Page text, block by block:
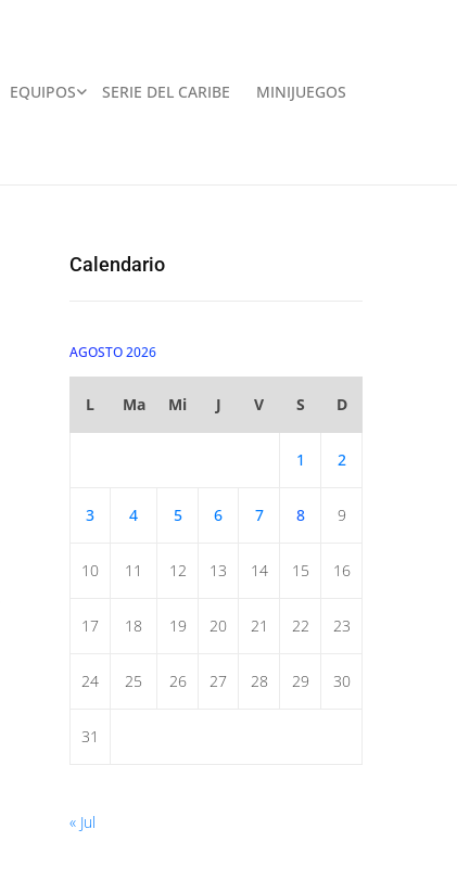
EQUIPOS SERIE DEL CARIBE MINIJUEGOS
Calendario
AGOSTO 2026
L Ma Mi J V S D
1 2
3 4 5 6 7 8 9
10 11 12 13 14 15 16
17 18 19 20 21 22 23
24 25 26 27 28 29 30
31
« Jul